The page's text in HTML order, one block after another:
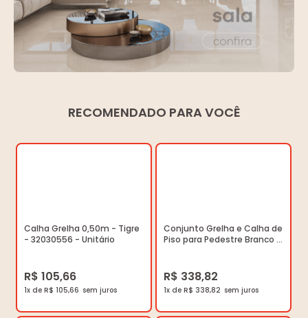
RECOMENDADO PARA VOCÊ
Calha Grelha 0,50m - Tigre
- 32030556 - Unitário
R$ 105,66
1x de R$ 105,66
Conjunto Grelha e Calha de
Piso para Pedestre Branco -
R$ 338,82
1x de R$ 338,82